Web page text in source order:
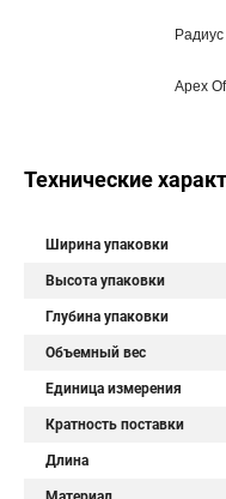
Apex
Технические
Ширина упаковки
Высота упаковки
Глубина упаковки
Объемный вес
Единица измерения
Кратность поставки
Длина